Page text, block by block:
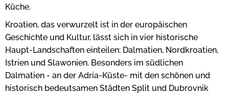
Küche.
Kroatien, das verwurzelt ist in der europäischen
Geschichte und Kultur, lässt sich in vier historische
Haupt-Landschaften einteilen: Dalmatien, Nordkroatien,
Istrien und Slawonien. Besonders im südlichen
Dalmatien - an der Adria-Küste- mit den schönen und
historisch bedeutsamen Städten Split und Dubrovnik